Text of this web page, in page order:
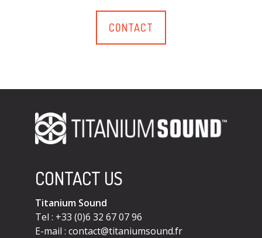
CONTACT
CONTACT US
Titanium Sound
Tel : +33 (0)6 32 67 07 96
E-mail : contact@titaniumsound.fr